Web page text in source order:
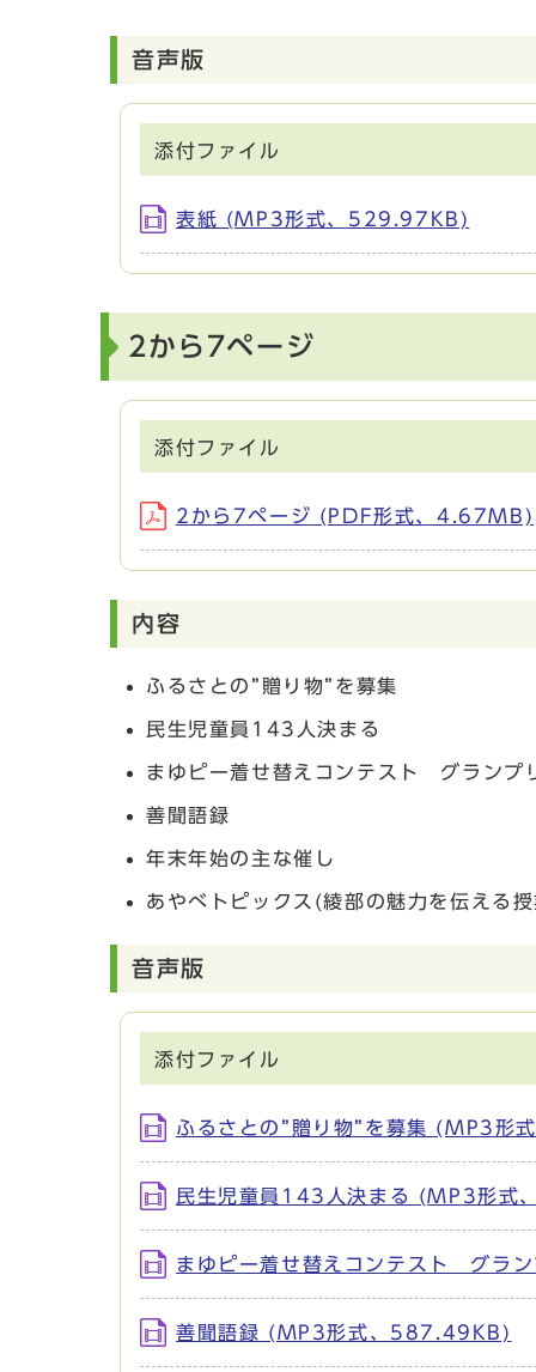
音声版
添付ファイル
表紙 (MP3形式、529.97KB)
2から7ページ
添付ファイル
2から7ページ (PDF形式、4.67MB)
内容
ふるさとの”贈り物”を募集
民生児童員143人決まる
まゆピー着せ替えコンテスト グランプ
善聞語録
年末年始の主な催し
あやべトピックス(綾部の魅力を伝える
音声版
添付ファイル
ふるさとの”贈り物”を募集 (MP3形
民生児童員143人決まる (MP3形式
まゆピー着せ替えコンテスト グラ
善聞語録 (MP3形式、587.49KB)